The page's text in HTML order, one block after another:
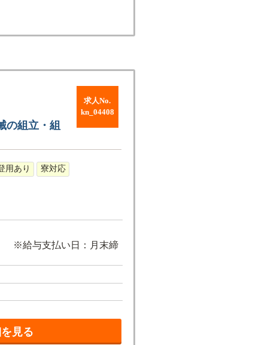
求人No.
kn_04408
の組立・組
用あり
寮対応
※給与支払い日：月末締
見る